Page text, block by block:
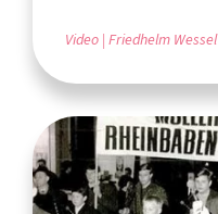
Video Friedhelm Wessel